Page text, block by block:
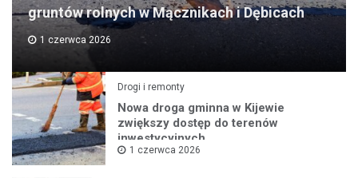
gruntów rolnych w Mącznikach i Dębicach
1 czerwca 2026
Drogi i remonty
Nowa droga gminna w Kijewie
zwiększy dostęp do terenów
inwestycyjnych
1 czerwca 2026